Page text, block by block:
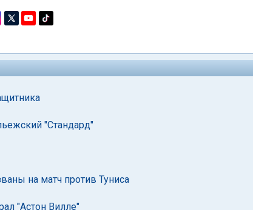
"Стандард"
на матч против Туниса
"Астон Вилле"